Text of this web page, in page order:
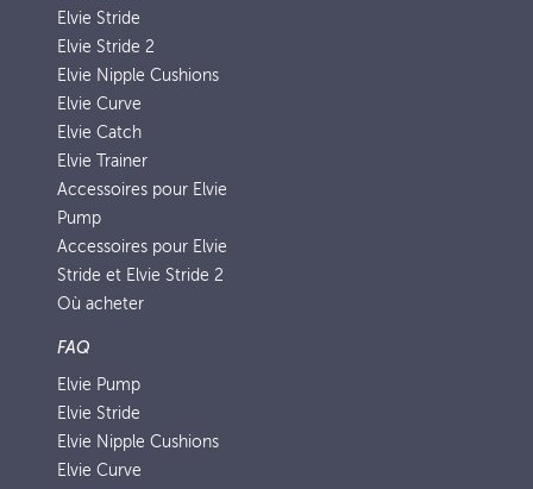
Elvie Stride
Elvie Stride 2
Elvie Nipple Cushions
Elvie Curve
Elvie Catch
Elvie Trainer
Accessoires pour Elvie
Pump
Accessoires pour Elvie
Stride et Elvie Stride 2
Où acheter
FAQ
Elvie Pump
Elvie Stride
Elvie Nipple Cushions
Elvie Curve